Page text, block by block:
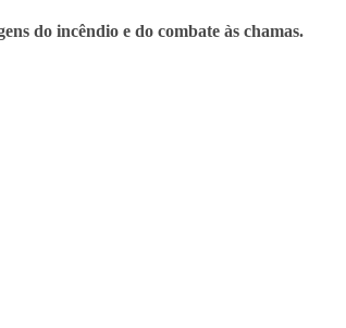
do incêndio e do combate às chamas.